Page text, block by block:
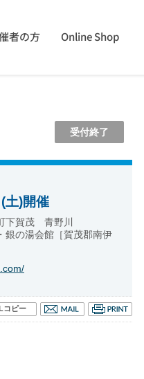
者の方 Online Shop
受付終了
土)開催
下賀茂 青野川
銀の湯会館［賀茂郡南伊
コピー